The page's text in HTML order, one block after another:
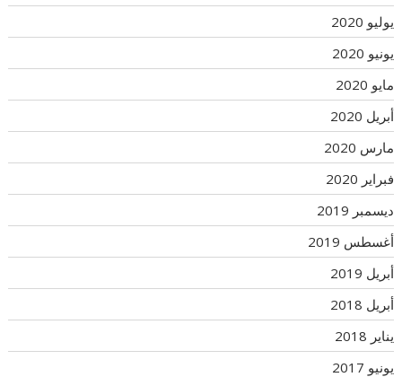
يوليو 2020
يونيو 2020
مايو 2020
أبريل 2020
مارس 2020
فبراير 2020
ديسمبر 2019
أغسطس 2019
أبريل 2019
أبريل 2018
يناير 2018
يونيو 2017